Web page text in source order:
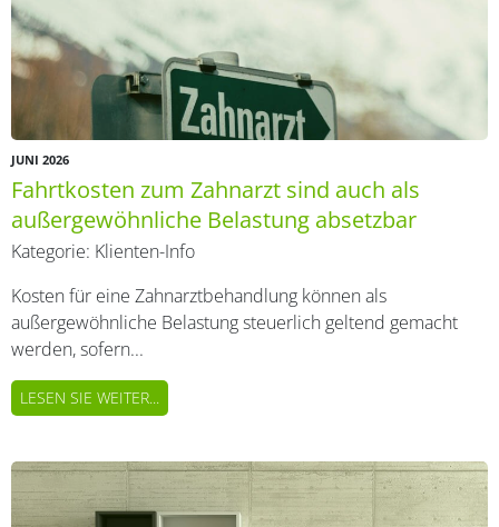
JUNI 2026
Fahrtkosten zum Zahnarzt sind auch als
außergewöhnliche Belastung absetzbar
Kategorie: Klienten-Info
Kosten für eine Zahnarztbehandlung können als
außergewöhnliche Belastung steuerlich geltend gemacht
werden, sofern...
LESEN SIE WEITER...